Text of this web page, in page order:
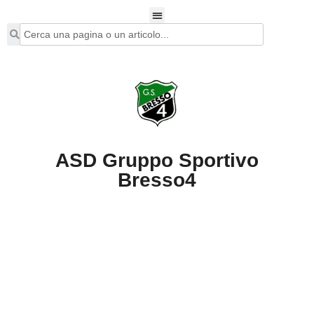
ASD Gruppo Sportivo
Bresso4